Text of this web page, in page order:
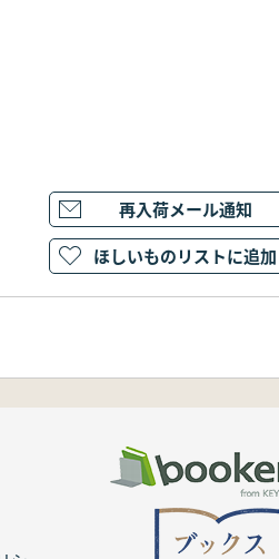
再入荷メール通知
ほしいものリストに追加